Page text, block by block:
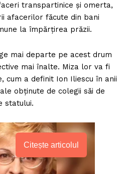
transpartinice și omerta,
afacerilor făcute din bani
la împărțirea prăzii.
mai departe pe acest drum
mai înalte. Miza lor va fi
cum a definit Ion Iliescu în anii
obținute de colegii săi de
statului.
Citește articolul